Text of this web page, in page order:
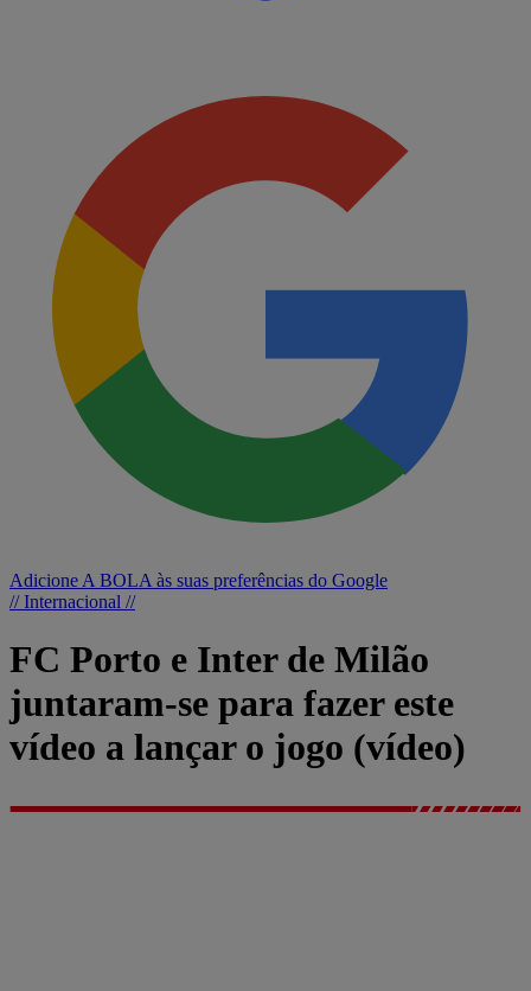
Adicione A BOLA às suas preferências do Google
// Internacional //
FC Porto e Inter de Milão
juntaram-se para fazer este
vídeo a lançar o jogo (vídeo)